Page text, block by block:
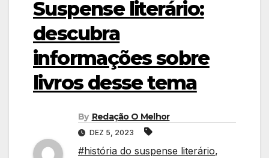
Suspense literário:
descubra
informações sobre
livros desse tema
By Redação O Melhor
DEZ 5, 2023
#história do suspense literário,